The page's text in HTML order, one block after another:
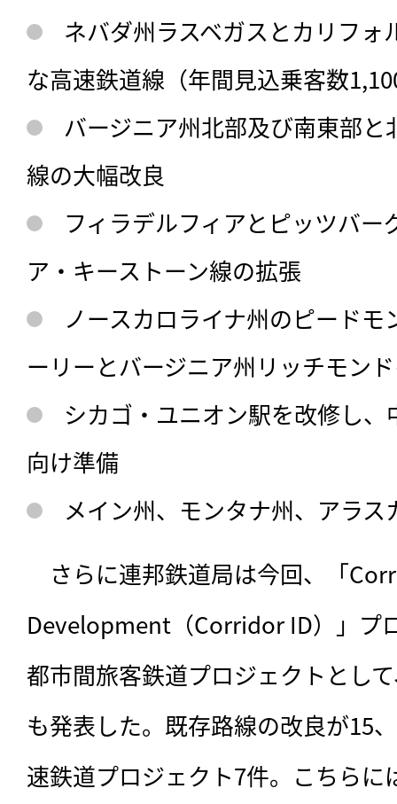
ネバダ州ラスベガスとカリフ
な高速鉄道線（年間見込乗客数
バージニア州北部及び南東部
線の大幅改良
フィラデルフィアとピッツバ
ア・キーストーン線の拡張
ノースカロライナ州のピード
ーリーとバージニア州リッチモン
シカゴ・ユニオン駅を改修し
向け準備
メイン州、モンタナ州、アラス
さらに連邦鉄道局は今回、「
Development（Corridor ID）」プ
都市間旅客鉄道プロジェクトとし
も発表した。既存路線の改良が15
速鉄道プロジェクト7件。こちらに